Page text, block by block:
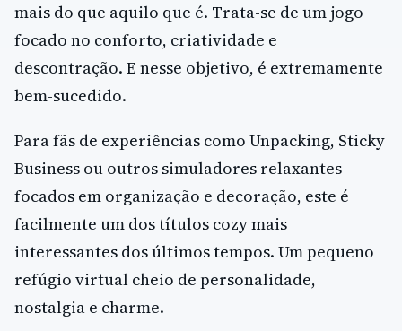
mais do que aquilo que é. Trata-se de um jogo
focado no conforto, criatividade e
descontração. E nesse objetivo, é extremamente
bem-sucedido.
Para fãs de experiências como Unpacking, Sticky
Business ou outros simuladores relaxantes
focados em organização e decoração, este é
facilmente um dos títulos cozy mais
interessantes dos últimos tempos. Um pequeno
refúgio virtual cheio de personalidade,
nostalgia e charme.